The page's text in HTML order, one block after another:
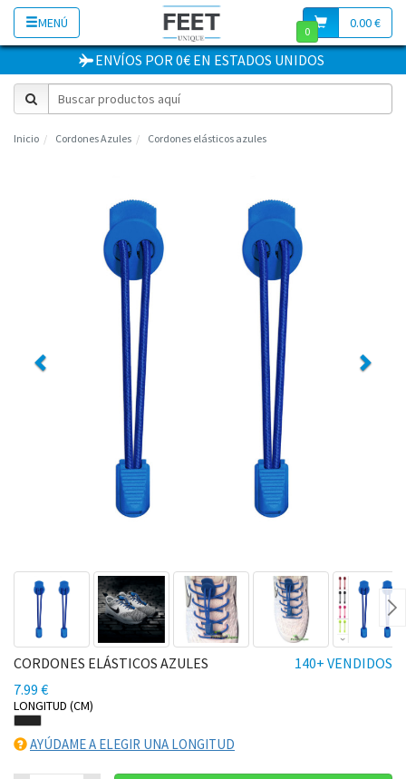
MENÚ 0.00 €
0
ENVÍOS POR 0€ EN ESTADOS UNIDOS
Inicio Cordones Azules Cordones elásticos azules
140+ VENDIDOS
CORDONES ELÁSTICOS AZULES
7.99 €
LONGITUD (CM)
AYÚDAME A ELEGIR UNA LONGITUD